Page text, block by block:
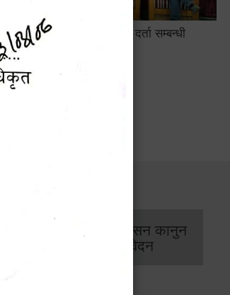
सामाजिक सुरक्षा तथा घटना दर्ता सम्बन्धी
अन्तरक्रियात्मक कार्यक्रम
आर्थिक प्रशासन कानुन
/ प्रतिवेदन